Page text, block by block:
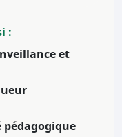
:
et
pédagogique